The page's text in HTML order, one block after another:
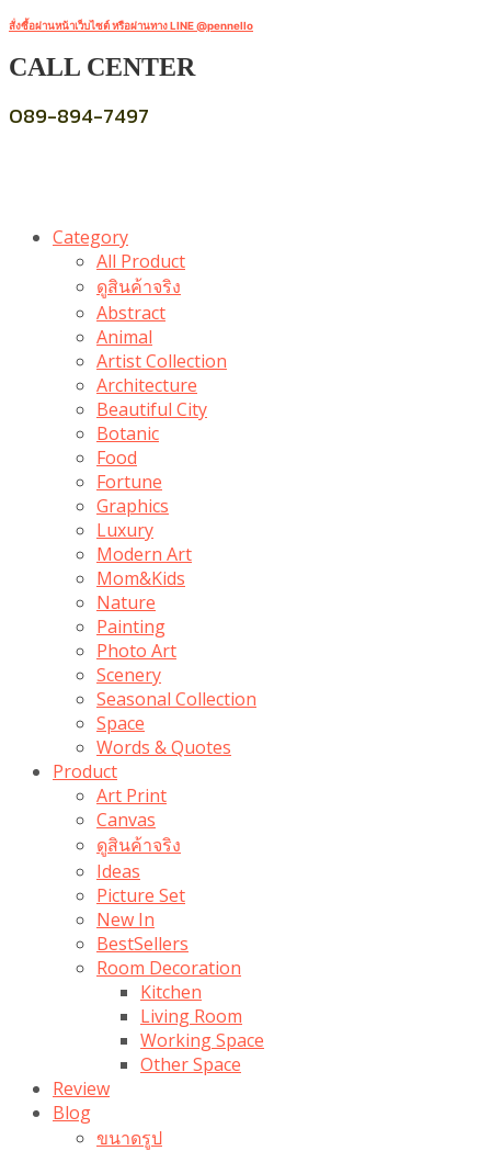
สั่งซื้อผ่านหน้าเว็บไซต์ หรือผ่านทาง LINE @pennello
CALL CENTER
089-894-7497
Category
All Product
ดูสินค้าจริง
Abstract
Animal
Artist Collection
Architecture
Beautiful City
Botanic
Food
Fortune
Graphics
Luxury
Modern Art
Mom&Kids
Nature
Painting
Photo Art
Scenery
Seasonal Collection
Space
Words & Quotes
Product
Art Print
Canvas
ดูสินค้าจริง
Ideas
Picture Set
New In
BestSellers
Room Decoration
Kitchen
Living Room
Working Space
Other Space
Review
Blog
ขนาดรูป